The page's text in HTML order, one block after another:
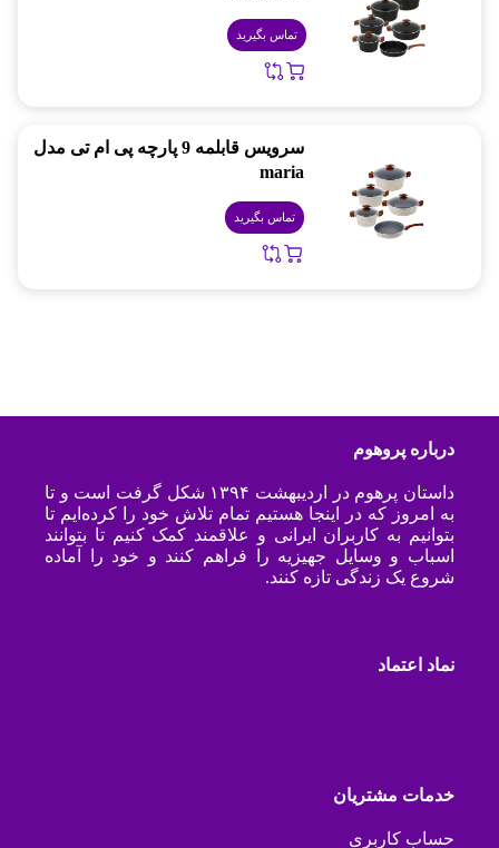
تماس بگیرید
سرویس قابلمه 9 پارچه پی ام تی مدل
maria
تماس بگیرید
درباره پروهوم
داستان پرهوم در اردیبهشت ۱۳۹۴ شکل گرفت است و تا
به امروز که در اینجا هستیم تمام تلاش خود را کرده‌ایم تا
بتوانیم به کاربران ایرانی و علاقمند کمک کنیم تا بتوانند
اسباب و وسایل جهیزیه را فراهم کنند و خود را آماده
شروع یک زندگی تازه کنند.
نماد اعتماد
خدمات مشتریان
حساب کاربری